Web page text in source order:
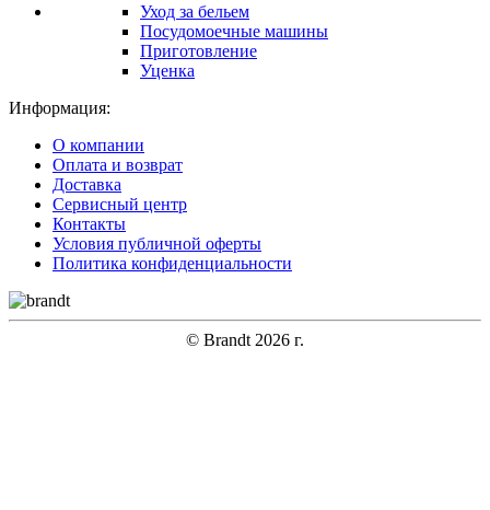
Уход за бельем
Посудомоечные машины
Приготовление
Уценка
Информация:
О компании
Оплата и возврат
Доставка
Сервисный центр
Контакты
Условия публичной оферты
Политика конфиденциальности
© Brandt 2026 г.